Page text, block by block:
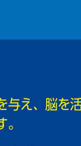
与え、脳を